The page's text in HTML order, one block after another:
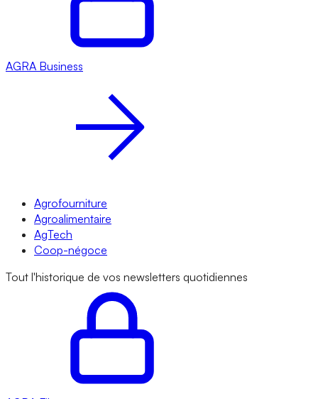
AGRA Business
Agrofourniture
Agroalimentaire
AgTech
Coop-négoce
Tout l'historique de vos newsletters quotidiennes